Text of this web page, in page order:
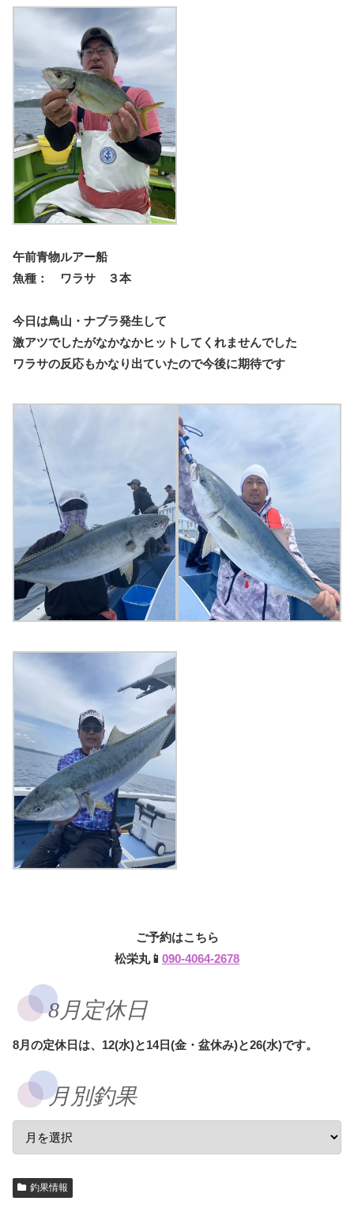
午前青物ルアー船
魚種： ワラサ ３本
今日は鳥山・ナブラ発生して
激アツでしたがなかなかヒットしてくれませんでした
ワラサの反応もかなり出ていたので今後に期待です
ご予約はこちら
松栄丸📱 090-4064-2678
8月定休日
8月の定休日は、12(水)と14日(金・盆休み)と26(水)です。
月別釣果
釣果情報